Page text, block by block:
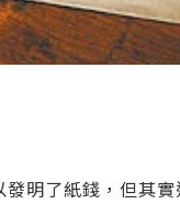
明了紙錢，但其